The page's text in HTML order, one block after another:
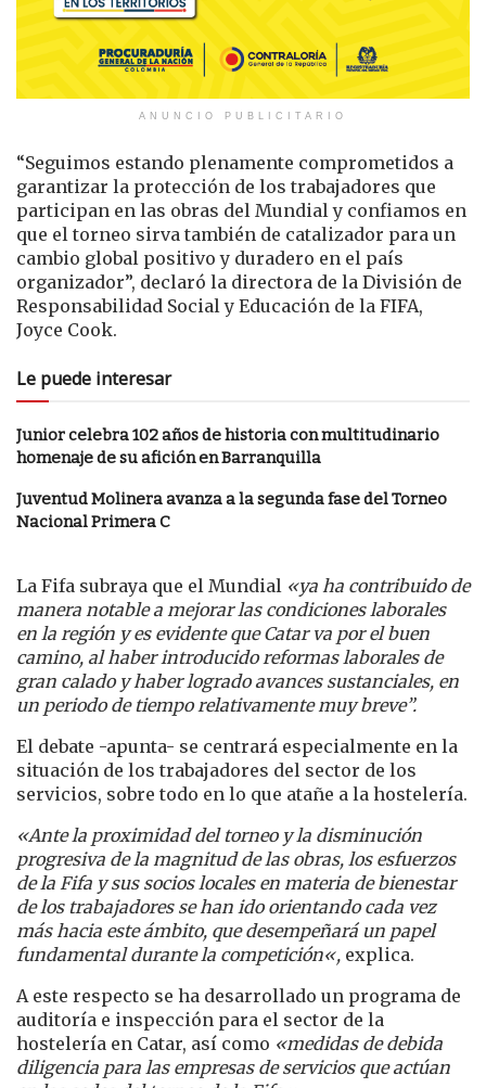
ANUNCIO PUBLICITARIO
“Seguimos estando plenamente comprometidos a
garantizar la protección de los trabajadores que
participan en las obras del Mundial y confiamos en
que el torneo sirva también de catalizador para un
cambio global positivo y duradero en el país
organizador”, declaró la directora de la División de
Responsabilidad Social y Educación de la FIFA,
Joyce Cook.
Le puede interesar
Junior celebra 102 años de historia con multitudinario
homenaje de su afición en Barranquilla
Juventud Molinera avanza a la segunda fase del Torneo
Nacional Primera C
La Fifa subraya que el Mundial «ya ha contribuido de
manera notable a mejorar las condiciones laborales
en la región y es evidente que Catar va por el buen
camino, al haber introducido reformas laborales de
gran calado y haber logrado avances sustanciales, en
un periodo de tiempo relativamente muy breve”.
El debate -apunta- se centrará especialmente en la
situación de los trabajadores del sector de los
servicios, sobre todo en lo que atañe a la hostelería.
«Ante la proximidad del torneo y la disminución
progresiva de la magnitud de las obras, los esfuerzos
de la Fifa y sus socios locales en materia de bienestar
de los trabajadores se han ido orientando cada vez
más hacia este ámbito, que desempeñará un papel
fundamental durante la competición«, explica.
A este respecto se ha desarrollado un programa de
auditoría e inspección para el sector de la
hostelería en Catar, así como «medidas de debida
diligencia para las empresas de servicios que actúan